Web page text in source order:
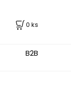
0 ks
B2B